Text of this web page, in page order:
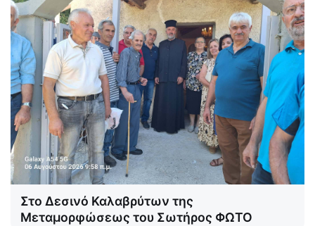
Στο Δεσινό Καλαβρύτων της
Μεταμορφώσεως του Σωτήρος ΦΩΤΟ